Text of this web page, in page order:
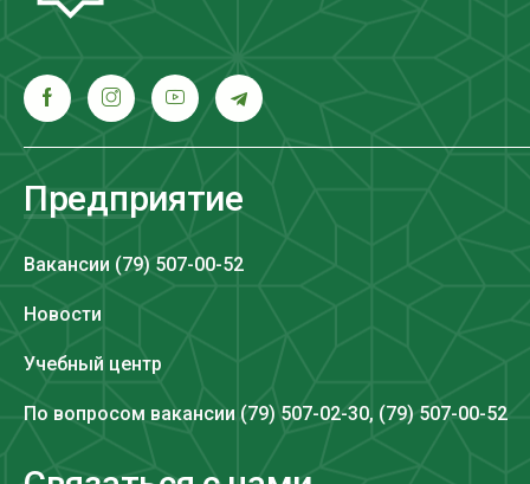
Предприятие
Вакансии (79) 507-00-52
Новости
Учебный центр
По вопросом вакансии (79) 507-02-30, (79) 507-00-52